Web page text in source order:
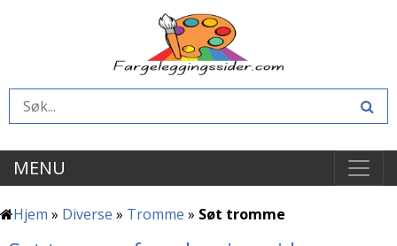
MENU
Hjem » Diverse » Tromme » Søt tromme